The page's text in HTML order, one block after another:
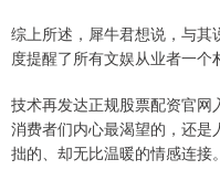
综上所述，犀牛君想说，与其
度提醒了所有文娱从业者一个
技术再发达正规股票配资官
消费者们内心最渴望的，还
拙的、却无比温暖的情感连接。